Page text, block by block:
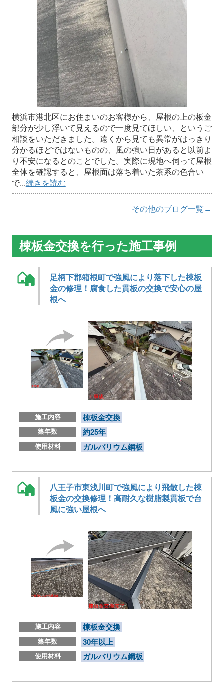
横浜市港北区にお住まいのお客様から、屋根の上の板金
部分が少し浮いて見えるので一度見てほしい、というご
相談をいただきました。遠くから見ても異常がはっきり
分かるほどではないものの、風の強い日があると以前よ
り不安になるとのことでした。実際に現地へ伺って屋根
全体を確認すると、屋根面は落ち着いた茶系の色合い
で...続きを読む
その他のブログ一覧→
棟板金交換を行った施工事例
足柄下郡箱根町で強風により落下した棟板
金の修理！腐食した貫板の交換で安心の屋
根へ
施工内容 棟板金交換
築年数 約25年
使用材料 ガルバリウム鋼板
八王子市東浅川町で強風により飛散した棟
板金の交換修理！高耐久な樹脂製貫板で台
風に強い屋根へ
施工内容 棟板金交換
築年数 30年以上
使用材料 ガルバリウム鋼板